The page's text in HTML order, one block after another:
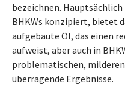
bezeichnen.
BHKWs konzipiert, bietet
aufgebaute Öl, das einen
aufweist, aber auch in
problematischen,
überragende Ergebnisse.